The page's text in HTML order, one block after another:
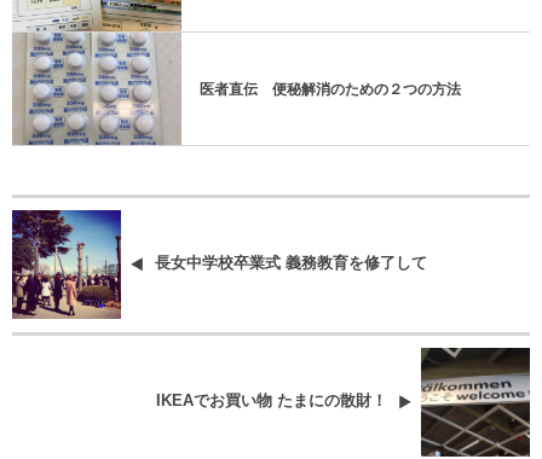
医者直伝 便秘解消のための２つの方法
長女中学校卒業式 義務教育を修了して
IKEAでお買い物 たまにの散財！